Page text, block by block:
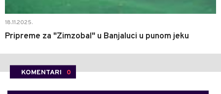
18.11.2025.
Pripreme za "Zimzobal" u Banjaluci u punom jeku
KOMENTARI 0